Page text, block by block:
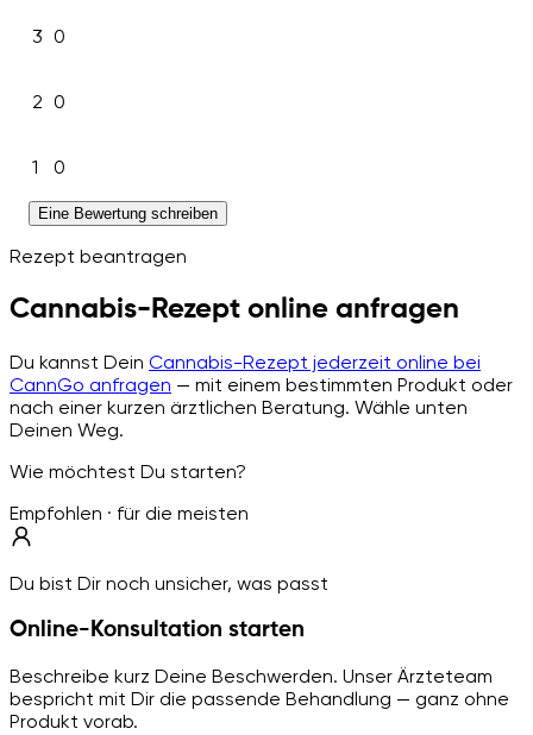
3 0
2 0
1 0
Eine Bewertung schreiben
Rezept beantragen
Cannabis-Rezept online anfragen
Du kannst Dein Cannabis-Rezept jederzeit online bei
CannGo anfragen — mit einem bestimmten Produkt oder
nach einer kurzen ärztlichen Beratung. Wähle unten
Deinen Weg.
Wie möchtest Du starten?
Empfohlen · für die meisten
Du bist Dir noch unsicher, was passt
Online-Konsultation starten
Beschreibe kurz Deine Beschwerden. Unser Ärzteteam
bespricht mit Dir die passende Behandlung — ganz ohne
Produkt vorab.